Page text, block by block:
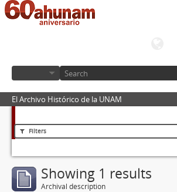
El Archivo Histórico de la UNAM
Filters
Showing 1 results
Archival description